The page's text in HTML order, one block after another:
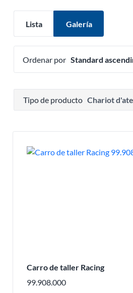
Lista Galería
Ordenar por
Presione para eliminar
Tipo de producto Chariot
Carro de taller Racing
99.908.000